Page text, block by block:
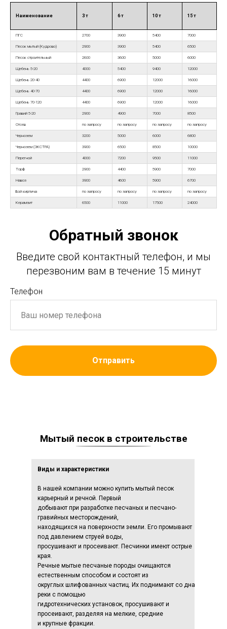
Наименование 3 т 6 т 10 т 15 т
ПГС 2700 3900 5400 7000
Песок мытый (Кудрово) 2900 3900 5400 6500
Песок строительный 2600 3600 5000 6000
Щебень 5-20 4000 5400 9400 12000
Щебень 20-40 4400 6900 12000 16000
Щебень 40-70 4400 6900 12000 16000
Щебень 70-120 4400 6900 12000 16000
Гравий 5-20 2900 4900 7000 8500
Отсев по запросу по запросу по запросу по запросу
Чернозем 3200 5000 6000 6800
Чернозем (ЭКСТРА) 3900 6500 8500 10000
Перегной 4000 7200 9500 11000
Торф 2900 4400 5900 7000
Навоз 3900 4600 5900 6700
Бой кирпича по запросу по запросу по запросу по запросу
Керамзит 6500 11000 17500 24000
Обратный звонок
Введите свой контактный телефон, и мы
перезвоним вам в течение 15 минут
Телефон
Отправить
Мытый песок в строительстве
Виды и характеристики
В нашей компании можно купить мытый песок
карьерный и речной. Первый
добывают при разработке песчаных и песчано-
гравийных месторождений,
находящихся на поверхности земли. Его промывают
под давлением струей воды,
просушивают и просеивают. Песчинки имеют острые
края.
Речные мытые песчаные породы очищаются
естественным способом и состоят из
округлых шлифованных частиц. Их поднимают со дна
реки с помощью
гидротехнических установок, просушивают и
просеивают, разделяя на мелкие, средние
и крупные фракции.